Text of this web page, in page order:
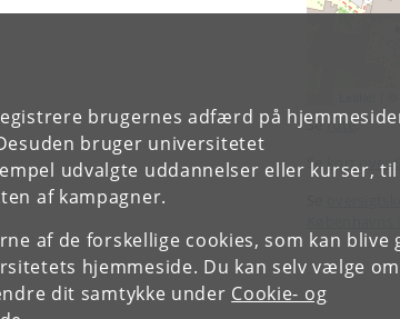
brugernes adfærd på
bruger universitetet
udvalgte uddannelser eller kurser,
af kampagner.
af de forskellige cookies, som kan blive
hjemmeside. Du kan selv vælge
dit samtykke under Cookie- og
Serute.
Se kort over